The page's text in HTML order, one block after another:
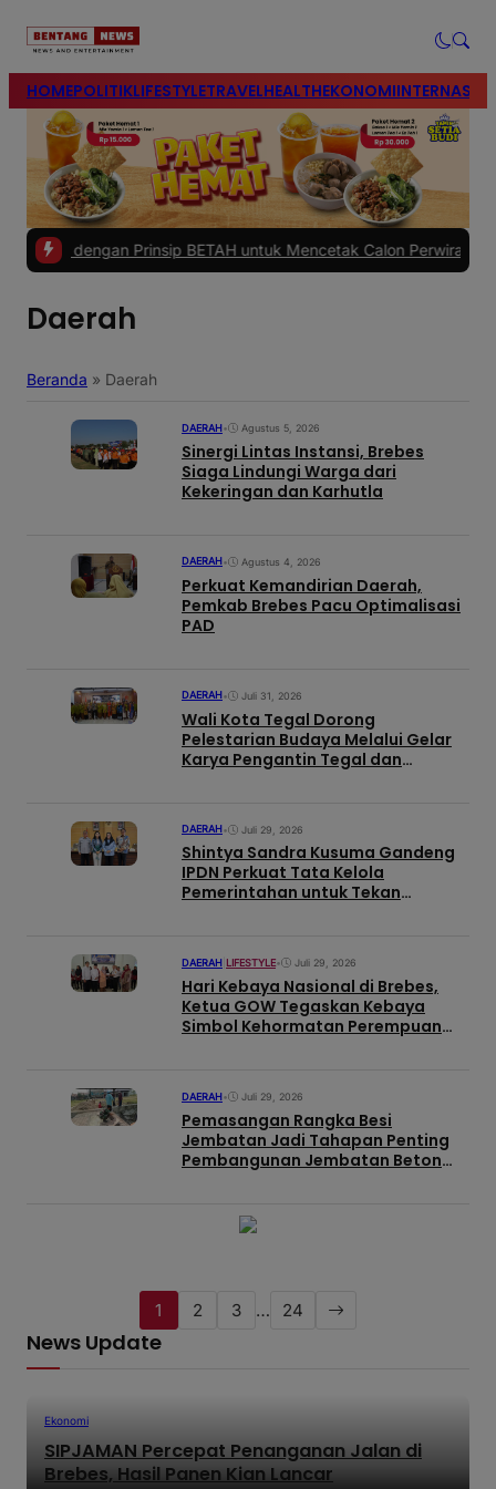
HOMEPOLITIKLIFESTYLETRAVELHEALTHEKONOMI
Prinsip BETAH untuk Mencetak Calon Perwira Polri
Daerah
Beranda » Daerah
DAERAH• Agustus 5, 2026
Sinergi Lintas Instansi, Brebes
Siaga Lindungi Warga dari
Kekeringan dan Karhutla
DAERAH • Agustus 4, 2026
Perkuat Kemandirian Daerah,
Pemkab Brebes Pacu Optimalisasi
PAD
DAERAH• Juli 31, 2026
Wali Kota Tegal Dorong
Pelestarian Budaya Melalui Gelar
Karya Pengantin Tegal dan
DAERAH• Juli 29, 2026
Shintya Sandra Kusuma Gandeng
IPDN Perkuat Tata Kelola
Pemerintahan untuk Tekan
DAERAH LIFESTYLE• Juli 29, 2026
Hari Kebaya Nasional di Brebes,
Ketua GOW Tegaskan Kebaya
Simbol Kehormatan Perempuan
DAERAH• Juli 29, 2026
Pemasangan Rangka Besi
Jembatan Jadi Tahapan Penting
Pembangunan Jembatan Beton
1 2 3 … 24
News Update
Ekonomi
SIPJAMAN Percepat Penanganan Jalan di
Brebes, Hasil Panen Kian Lancar